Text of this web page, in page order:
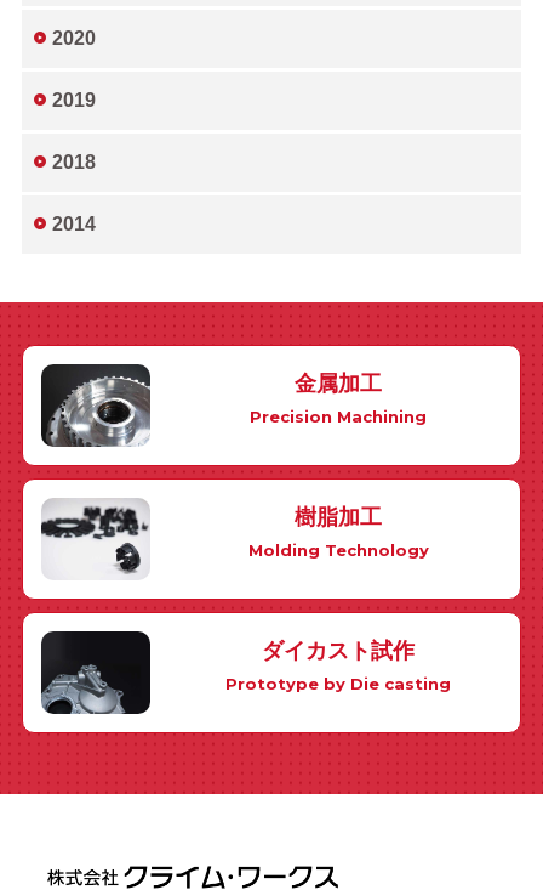
2020
2019
2018
2014
金属加工
Precision Machining
樹脂加工
Molding Technology
ダイカスト試作
Prototype by Die casting